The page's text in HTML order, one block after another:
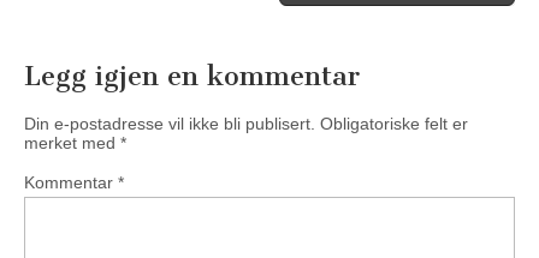
Legg igjen en kommentar
Din e-postadresse vil ikke bli publisert. Obligatoriske felt er
merket med *
Kommentar *